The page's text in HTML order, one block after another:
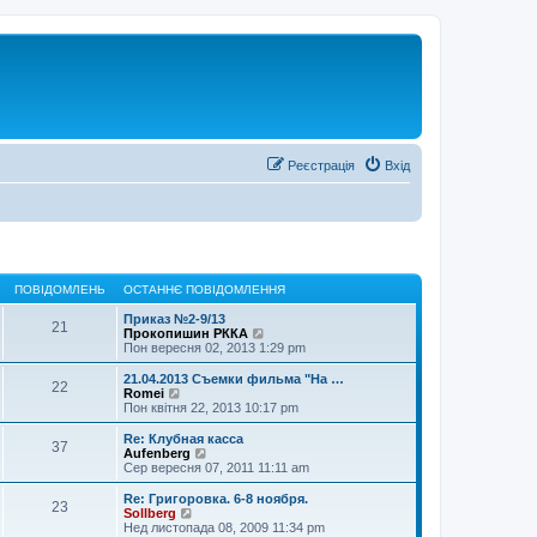
Вхід
Реєстрація
ПОВІДОМЛЕНЬ ОСТАННЄ ПОВІДОМЛЕННЯ
21
Приказ №2-9/13
Прокопишин РККА
е
р
е
л
т
и
с
а
Пон вересня 02, 2013 1:29 pm
22
21.04.2013 Съемки фильма "На …
Romei
е
р
е
г
л
у
т
Пон квітня 22, 2013 10:17 pm
37
Re: Клубная касса
Aufenberg
е
р
е
л
Сер вересня 07, 2011 11:11 am
23
Re: Григоровка. 6-8 ноября.
Sollberg
е
Нед листопада 08, 2009 11:34 pm